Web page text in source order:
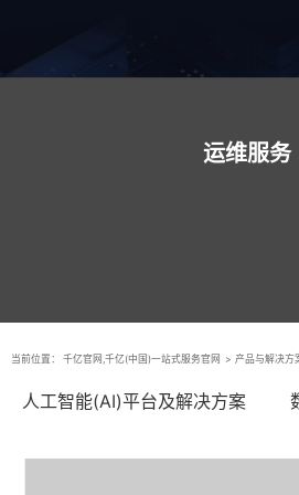
运维服务
当前位置： 千亿官网,千亿(中国)一站式服务官网 > 产品与解决方
人工智能(AI)平台及解决方案